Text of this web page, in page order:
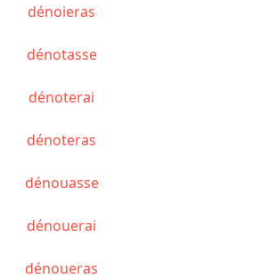
dénoieras
dénotasse
dénoterai
dénoteras
dénouasse
dénouerai
dénoueras